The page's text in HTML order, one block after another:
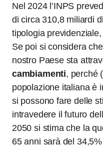
Nel 2024 l’INPS
di circa 310,8 miliardi
tipologia
Se poi si considera
nostro Paese sta
cambiamenti, perché
popolazione italiana è
si possono fare delle
intravedere il futuro
2050 si stima che la
65 anni sarà del